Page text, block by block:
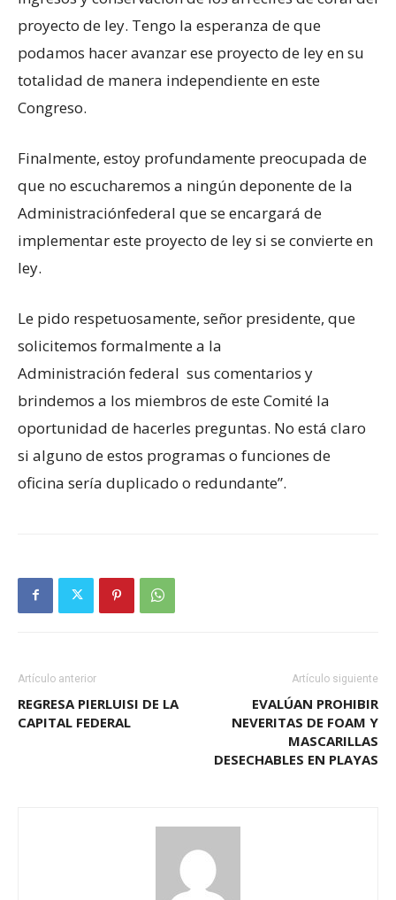
proyecto de ley. Tengo la esperanza de que
podamos hacer avanzar ese proyecto de ley en su
totalidad de manera independiente en este
Congreso.
Finalmente, estoy profundamente preocupada de
que no escucharemos a ningún deponente de la
Administraciónfederal que se encargará de
implementar este proyecto de ley si se convierte en
ley.
Le pido respetuosamente, señor presidente, que
solicitemos formalmente a la
Administración federal sus comentarios y
brindemos a los miembros de este Comité la
oportunidad de hacerles preguntas. No está claro
si alguno de estos programas o funciones de
oficina sería duplicado o redundante”.
Artículo anterior
REGRESA PIERLUISI DE LA
CAPITAL FEDERAL
Artículo siguiente
EVALÚAN PROHIBIR
NEVERITAS DE FOAM Y
MASCARILLAS
DESECHABLES EN PLAYAS